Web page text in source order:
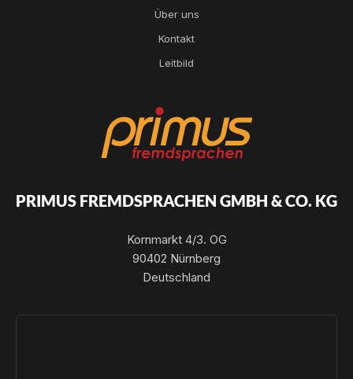
Über uns
Kontakt
Leitbild
PRIMUS FREMDSPRACHEN GMBH & CO. KG
Kornmarkt 4/3. OG
90402 Nürnberg
Deutschland